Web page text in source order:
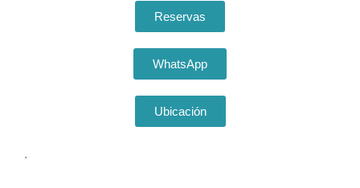
Reservas
WhatsApp
Ubicación
.